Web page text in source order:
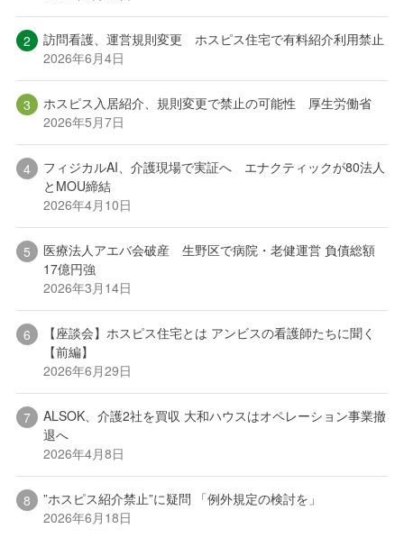
訪問看護、運営規則変更 ホスピス住宅で有料紹介利用禁止
2026年6月4日
ホスピス入居紹介、規則変更で禁止の可能性 厚生労働省
2026年5月7日
フィジカルAI、介護現場で実証へ エナクティックが80法人
とMOU締結
2026年4月10日
医療法人アエバ会破産 生野区で病院・老健運営 負債総額
17億円強
2026年3月14日
【座談会】ホスピス住宅とは アンビスの看護師たちに聞く
【前編】
2026年6月29日
ALSOK、介護2社を買収 大和ハウスはオペレーション事業撤
退へ
2026年4月8日
”ホスピス紹介禁止”に疑問 「例外規定の検討を」
2026年6月18日